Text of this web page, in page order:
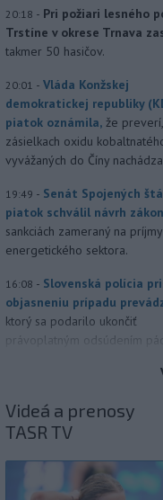
20:18 - Pri požiari lesného
Trstíne v okrese Trnava
takmer 50 hasičov.
20:01 - Vláda Konžskej
demokratickej republiky
piatok oznámila, že
zásielkach oxidu
vyvážaných do Číny
19:49 - Senát Spojených
piatok schválil návrh
sankciách zameraný na
energetického sektora.
16:08 - Slovenská polícia
objasneniu prípadu
ktorý sa podarilo ukončiť
právoplatným odsúdením
bratislavskej rafinérii
pod kontrolou.
TASR to potvrdil hovorca
Anton Molnár.
Videá a prenosy
TASR TV